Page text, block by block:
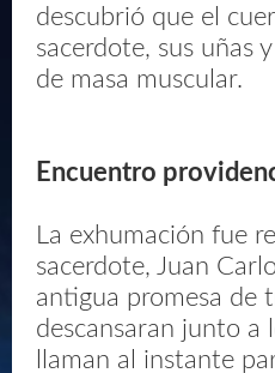
descubrió que el
sacerdote, sus uñas
de masa muscular.
Encuentro
La exhumación fue
sacerdote, Juan
antigua promesa de
descansaran junto a
llaman al instante